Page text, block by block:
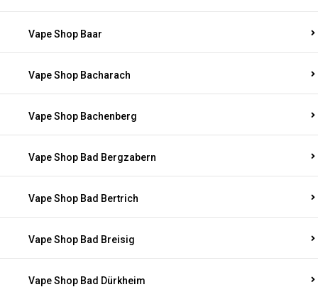
Vape Shop Baar
Vape Shop Bacharach
Vape Shop Bachenberg
Vape Shop Bad Bergzabern
Vape Shop Bad Bertrich
Vape Shop Bad Breisig
Vape Shop Bad Dürkheim